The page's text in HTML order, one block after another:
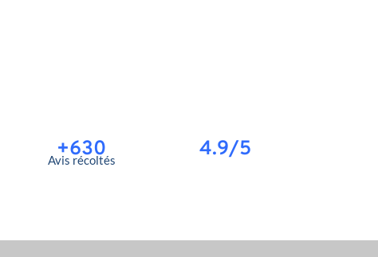
+630
Avis récoltés 4.9/5